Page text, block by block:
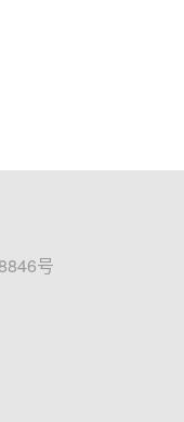
号